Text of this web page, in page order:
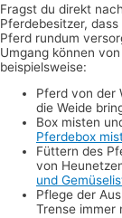
Fragst du direkt
Pferdebesitzer,
Pferd rundum
Umgang können
beispielsweise:
Pferd von der
die Weide
Box misten
Pferdebox
Füttern des
von
und
Pflege der
Trense immer